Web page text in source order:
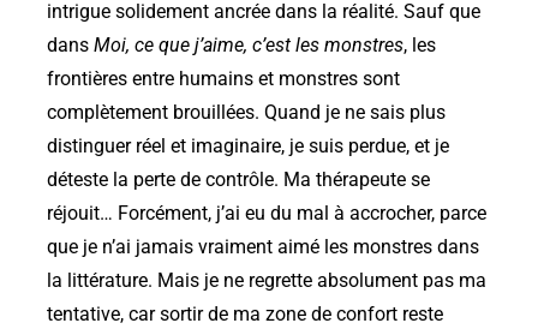
intrigue solidement ancrée dans la réalité. Sauf que
dans Moi, ce que j’aime, c’est les monstres, les
frontières entre humains et monstres sont
complètement brouillées. Quand je ne sais plus
distinguer réel et imaginaire, je suis perdue, et je
déteste la perte de contrôle. Ma thérapeute se
réjouit… Forcément, j’ai eu du mal à accrocher, parce
que je n’ai jamais vraiment aimé les monstres dans
la littérature. Mais je ne regrette absolument pas ma
tentative, car sortir de ma zone de confort reste